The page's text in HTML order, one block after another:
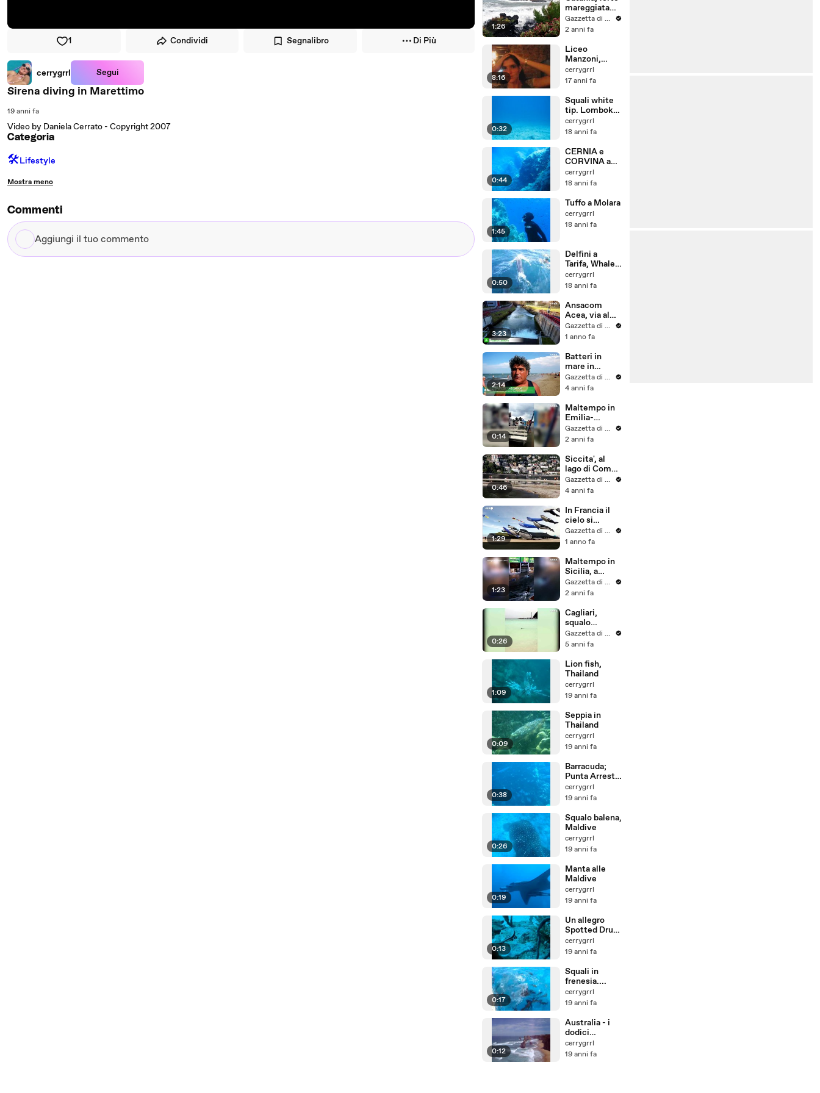
1 Condividi Segnalibro Di Più
cerrygrrl Segui
Sirena diving in Marettimo
19 anni fa
Video by Daniela Cerrato - Copyright 2007
Categoria
🛠️Lifestyle
Mostra meno
Commenti
Aggiungi
il
1:26
mareggiata
sul lungomare
Ognina
Gazzetta di Parma
2 anni fa
8:16
Liceo
Manzoni,
Pizzata III B
cerrygrrl
17 anni fa
0:32
Squali white
tip. Lombok,
Indonesia
cerrygrrl
18 anni fa
0:44
CERNIA e
CORVINA a
Molara
cerrygrrl
18 anni fa
1:45
Tuffo a Molara
cerrygrrl
18 anni fa
0:50
Delfini a
Tarifa, Whale
watching
Gibraltar
cerrygrrl
18 anni fa
3:23
Ansacom
Acea, via al
bando per il
raddoppio
to Peschiera
Gazzetta di Parma
1 anno fa
2:14
Batteri in
mare in
Emilia-
Romagna,
balneare beve
l'acqua: "E'
sicura"
Gazzetta di Parma
4 anni fa
0:14
Maltempo in
Emilia-
Romagna, la
spiaggia di
sott'acqua
Gazzetta di Parma
2 anni fa
0:46
Siccita', al
lago di Como
acque sotto il
livello di
rischio la
navigazione
Gazzetta di Parma
4 anni fa
1:29
In Francia il
cielo si
"riempie" di
balene, e'
Gazzetta di Parma
1 anno fa
1:23
Maltempo in
Sicilia, a
Catania
salvato un
trascinato
dall'acqua
Gazzetta di Parma
2 anni fa
0:26
Cagliari,
squalo
verdesca
nuota vicino a
Gazzetta di Parma
5 anni fa
1:09
Lion fish,
Thailand
cerrygrrl
19 anni fa
0:09
Seppia in
Thailand
cerrygrrl
19 anni fa
0:38
Barracuda;
Punta Arresto
- Molara,
Sardegna
cerrygrrl
19 anni fa
0:26
Squalo balena,
Maldive
cerrygrrl
19 anni fa
0:19
Manta alle
Maldive
cerrygrrl
19 anni fa
0:13
Un allegro
Spotted Drum
alle
Grenadines
cerrygrrl
19 anni fa
0:17
Squali in
frenesia....
cerrygrrl
19 anni fa
0:12
Australia - i
dodici
apostoli
cerrygrrl
19 anni fa